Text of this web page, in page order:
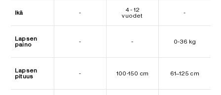
Ikä -
4 - 12
vuodet
-
Lapsen
paino
- - 0-36 kg
Lapsen
pituus
- 100-150 cm 61–125 cm